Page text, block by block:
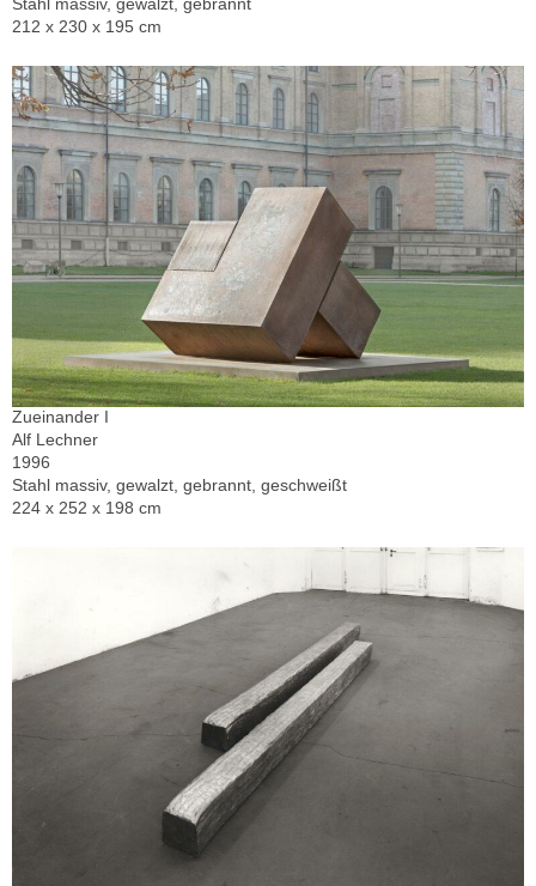
212 x 230 x 195 cm
Zueinander I
Alf Lechner
1996
Stahl massiv, gewalzt, gebrannt, geschweißt
224 x 252 x 198 cm